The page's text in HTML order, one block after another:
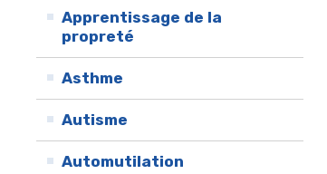
Apprentissage de la
propreté
Asthme
Autisme
Automutilation